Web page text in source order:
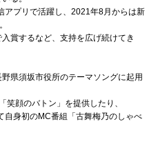
アプリで活躍し、2021年8月からは新
賞するなど、支持を広げ続けてき
県須坂市役所のテーマソングに起用
笑顔のバトン」を提供したり、
身初のMC番組「古舞梅乃のしゃべ